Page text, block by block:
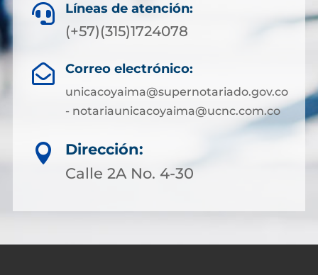
 Líneas de atención:
(+57)(315)1724078
 Correo electrónico:
unicacoyaima@supernotariado.gov.co
- notariaunicacoyaima@ucnc.com.co

Dirección:
Calle 2A No. 4-30